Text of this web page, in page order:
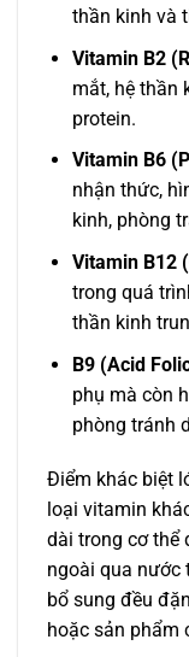
thần kinh và
Vitamin B2
mắt, hệ thần
protein.
Vitamin B6
nhận thức,
kinh, phòng
Vitamin B12
trong quá
thần kinh
B9 (Acid
phụ mà còn
phòng tránh
Điểm khác biệt
loại vitamin
dài trong cơ thể
ngoài qua nước
bổ sung đều
hoặc sản phẩm